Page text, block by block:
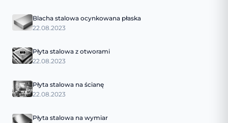
Blacha stalowa ocynkowana płaska
22.08.2023
Płyta stalowa z otworami
22.08.2023
Płyta stalowa na ścianę
22.08.2023
Płyta stalowa na wymiar